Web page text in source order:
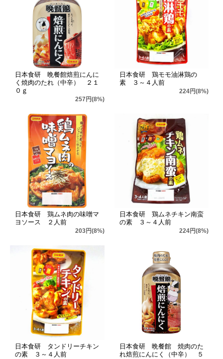
日本食研 晩餐館焙煎にんに
く焼肉のたれ（中辛） ２１
０ｇ
257円(8%)
日本食研 鶏モモ油淋鶏の
素 ３～４人前
224円(8%)
日本食研 鶏ムネ肉の味噌マ
ヨソース ２人前
203円(8%)
日本食研 鶏ムネチキン南蛮
の素 ３～４人前
224円(8%)
日本食研 タンドリーチキン
の素 ３～４人前
日本食研 晩餐館 焼肉のた
れ焙煎にんにく（中辛） ５